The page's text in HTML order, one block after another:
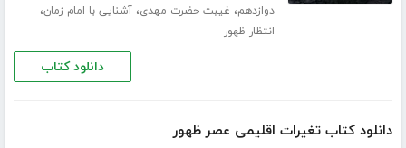
دوازدهم، غیبت حضرت مهدی،آشنایی با امام زمان،
انتظار ظهور
دانلود کتاب
دانلود کتاب تغیرات اقلیمی عصر ظهور